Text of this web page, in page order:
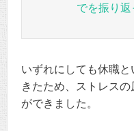
でを振り返
いずれにしても休職
きたため、ストレス
ができました。